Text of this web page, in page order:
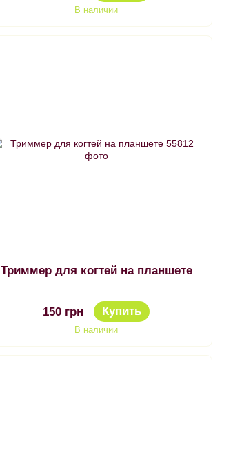
В наличии
Триммер для когтей на планшете
150 грн Купить
В наличии